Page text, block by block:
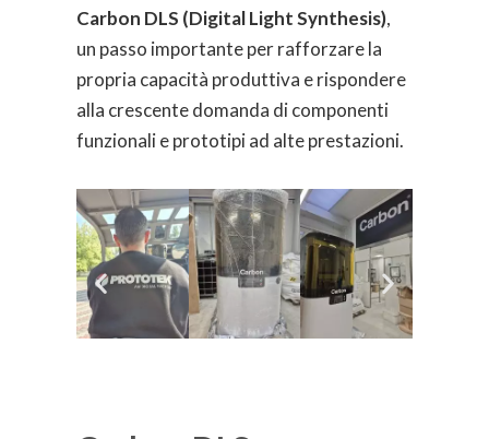
Carbon DLS (Digital Light Synthesis),
un passo importante per rafforzare la
propria capacità produttiva e rispondere
alla crescente domanda di componenti
funzionali e prototipi ad alte prestazioni.